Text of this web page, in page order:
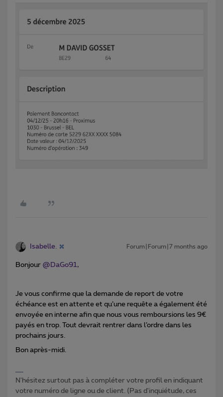
Isabelle. Forum|Forum|7 months ago
Bonjour ​ @DaGo91 ,
Je vous confirme que la demande de report de votre
échéance est en attente et qu’une requête a également été
envoyée en interne afin que nous vous remboursions les 9€
payés en trop. Tout devrait rentrer dans l’ordre dans les
prochains jours.
Bon après-midi.
N'hésitez surtout pas à compléter votre profil en indiquant
votre numéro de ligne ou de client. (Pas d'inquiétude, ces